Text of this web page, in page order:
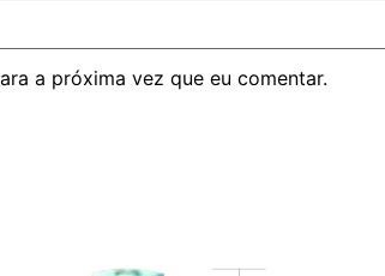
a próxima vez que eu comentar.